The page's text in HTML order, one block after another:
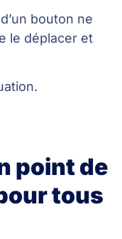
bouton ne
le déplacer et
point de
tous